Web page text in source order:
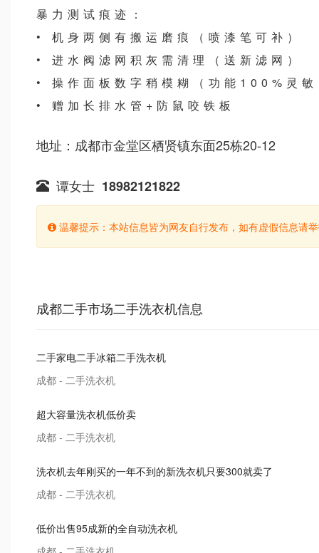
暴力测试痕迹：
• 机身两侧有搬运磨痕（喷漆笔可补）
• 进水阀滤网积灰需清理（送新滤网）
• 操作面板数字稍模糊（功能100%灵
• 赠加长排水管+防鼠咬铁板
地址：成都市金堂区栖贤镇东面25栋20-12
谭女士 18982121822
温馨提示：本站信息皆为网友自行发布，如有虚假信息请
成都二手市场二手洗衣机信息
二手家电二手冰箱二手洗衣机
成都 - 二手洗衣机
超大容量洗衣机低价卖
成都 - 二手洗衣机
洗衣机去年刚买的一年不到的新洗衣机只要300就卖了
成都 - 二手洗衣机
低价出售95成新的全自动洗衣机